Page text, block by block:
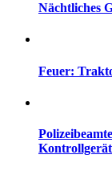
Nächtliches
Feuer: